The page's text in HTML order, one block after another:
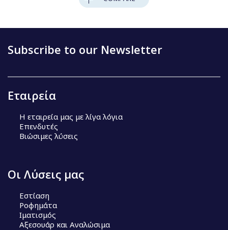
Subscribe to our Newsletter
Εταιρεία
Η εταιρεία μας με λίγα λόγια
Επενδυτές
Βιώσιμες λύσεις
Οι Λύσεις μας
Εστίαση
Ροφημάτα
Ιματισμός
Αξεσουάρ και Αναλώσιμα